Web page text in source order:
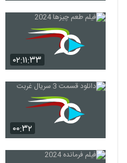
۰۲:۱۱:۳۳
۰۰:۳۲